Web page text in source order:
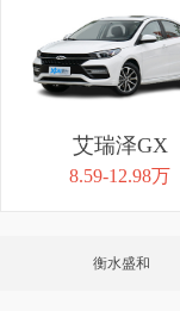
艾瑞泽GX
8.59-12.98万
衡水盛和